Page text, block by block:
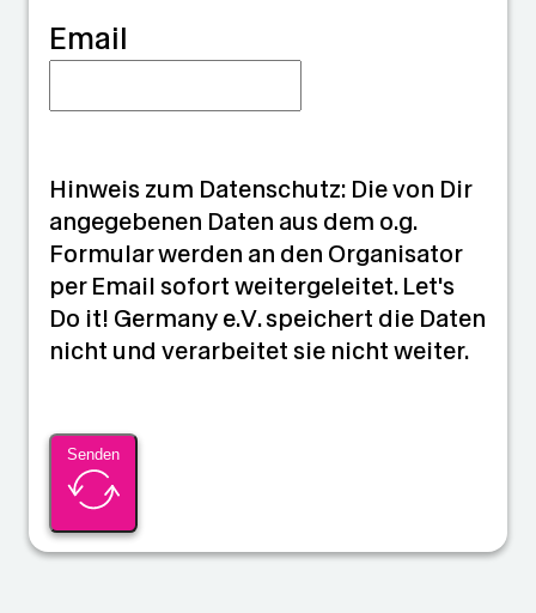
Email
Hinweis zum Datenschutz: Die von Dir
angegebenen Daten aus dem o.g.
Formular werden an den Organisator
per Email sofort weitergeleitet. Let's
Do it! Germany e.V. speichert die Daten
nicht und verarbeitet sie nicht weiter.
Senden